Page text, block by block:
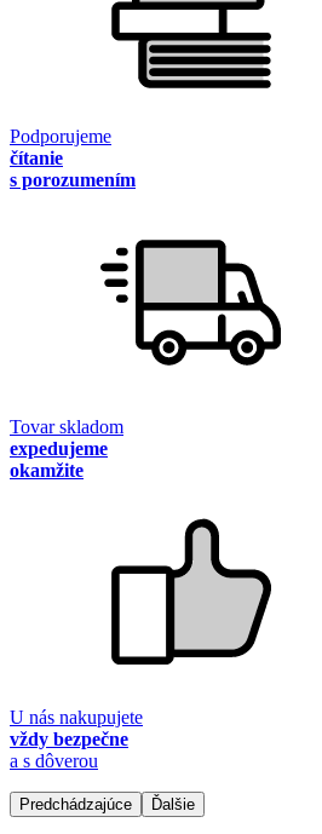
Podporujeme
čítanie
s porozumením
Tovar skladom
expedujeme
okamžite
U nás nakupujete
vždy bezpečne
a s dôverou
Predchádzajúce Ďalšie